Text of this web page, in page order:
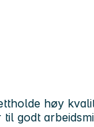
høy
godt